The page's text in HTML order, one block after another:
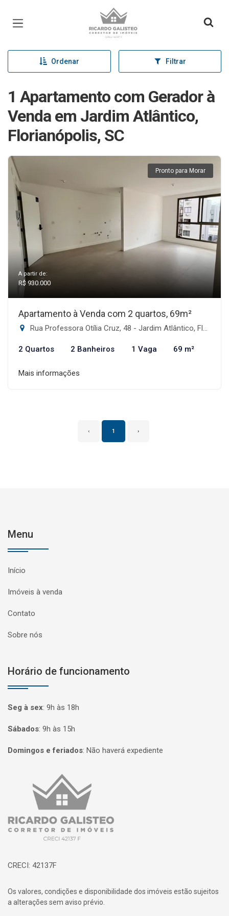
Página inicial
Ordenar Filtrar
1 Apartamento com Gerador à
Venda em Jardim Atlântico,
Florianópolis, SC
Pronto para Morar
A partir de:
R$ 930.000
Apartamento à Venda com 2 quartos, 69m²
Rua Professora Otília Cruz, 48 - Jardim Atlântico, Florianópolis-SC
2 Quartos 2 Banheiros 1 Vaga 69 m²
Mais informações
‹ 1 ›
Menu
Início
Imóveis à venda
Contato
Sobre nós
Horário de funcionamento
Seg à sex: 9h às 18h
Sábados: 9h às 15h
Domingos e feriados: Não haverá expediente
Página inicial
CRECI: 42137F
Os valores, condições e disponibilidade dos imóveis estão sujeitos
a alterações sem aviso prévio.